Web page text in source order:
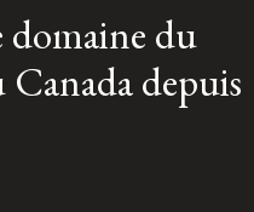
domaine du
Canada depuis